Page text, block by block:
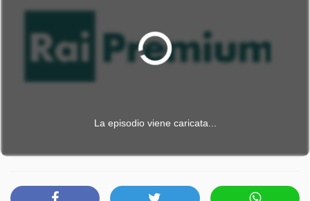
La episodio viene caricata...